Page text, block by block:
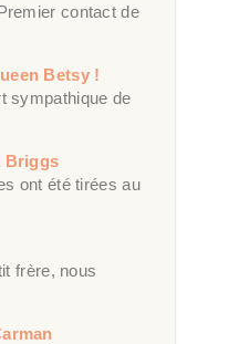
contact de
Betsy !
sympathique de
Briggs
ont été tirées au
frère, nous